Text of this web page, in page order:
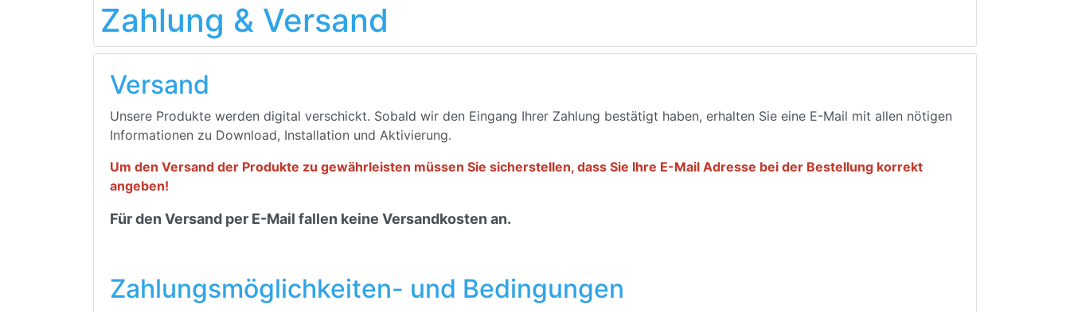
Zahlung & Versand
Versand
Unsere Produkte werden digital verschickt. Sobald wir den Eingang Ihrer Zahlung bestätigt haben, erhalten Sie eine E-Mail mit allen nötigen
Informationen zu Download, Installation und Aktivierung.
Um den Versand der Produkte zu gewährleisten müssen Sie sicherstellen, dass Sie Ihre E-Mail Adresse bei der Bestellung korrekt
angeben!
Für den Versand per E-Mail fallen keine Versandkosten an.
Zahlungsmöglichkeiten- und Bedingungen